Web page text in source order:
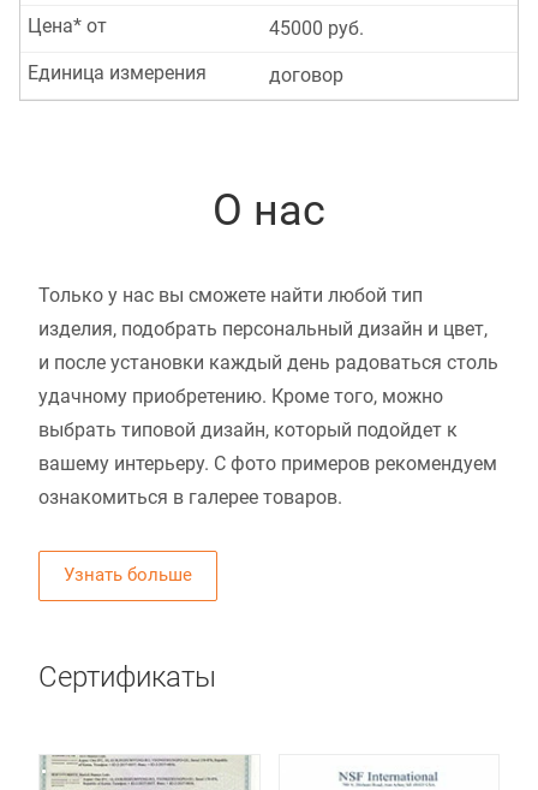
45000 руб.
Цена* от
договор
Единица измерения
О нас
Только у нас вы сможете найти любой тип
изделия, подобрать персональный дизайн и цвет,
и после установки каждый день радоваться столь
удачному приобретению. Кроме того, можно
выбрать типовой дизайн, который подойдет к
вашему интерьеру. С фото примеров рекомендуем
ознакомиться в галерее товаров.
Узнать больше
Сертификаты